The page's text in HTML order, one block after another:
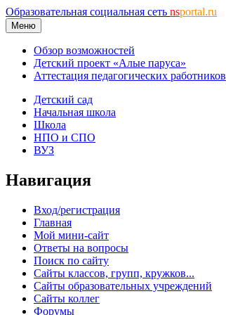
Образовательная социальная сеть nsportal.ru
Меню
Обзор возможностей
Детский проект «Алые паруса»
Аттестация педагогических работников
Детский сад
Начальная школа
Школа
НПО и СПО
ВУЗ
Навигация
Вход/регистрация
Главная
Мой мини-сайт
Ответы на вопросы
Поиск по сайту
Сайты классов, групп, кружков...
Сайты образовательных учреждений
Сайты коллег
Форумы